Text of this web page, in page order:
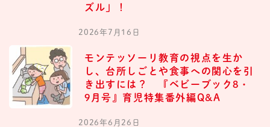
ズル」！
2026年7月16日
モンテッソーリ教育の視点を生か
し、台所しごとや食事への関心を引
き出すには？ 『ベビーブック8・
9月号』育児特集番外編Q&A
2026年6月26日